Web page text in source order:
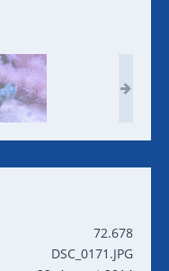
72.678
DSC_0171.JPG